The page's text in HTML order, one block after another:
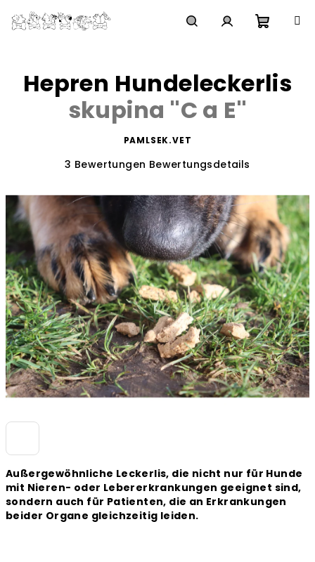
Inhalt
springen
Außergewöhnliche Leckerlis, die nicht nur für Hunde
mit Nieren- oder Lebererkrankungen geeignet sind,
sondern auch für Patienten, die an Erkrankungen
beider Organe gleichzeitig leiden.
Hepren Hundeleckerlis
skupina ''C a E''
PAMLSEK.VET
Die
Produktbewertung
ist
4,0
von
5
Sternen.
3 Bewertungen Bewertungsdetails